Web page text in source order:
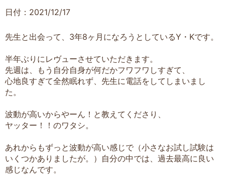
日付：2021/12/17
先生と出会って、3年8ヶ月になろうとしているY・Kです。
半年ぶりにレヴューさせていただきます。
先週は、もう自分自身が何だかフワフワしすぎて、
心地良すぎて全然眠れず、先生に電話をしてしまいまし
た。
波動が高いからやーん！と教えてくださり、
ヤッター！！のワタシ。
あれからもずっと波動が高い感じで（小さなお試し試験は
いくつかありましたが。）自分の中では、過去最高に良い
感じなんです。